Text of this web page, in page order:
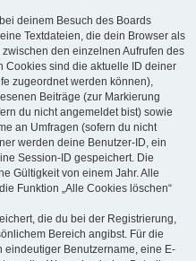
deinem Besuch des Boards
Textdateien, die dein Browser als
den einzelnen Aufrufen des
Cookies sind die aktuelle ID deiner
zugeordnet werden können),
Beiträge (zur Markierung
du nicht angemeldet bist) sowie
an Umfragen (sofern du nicht
werden deine Benutzer-ID, ein
Session-ID gespeichert. Die
Gültigkeit von einem Jahr. Alle
Funktion „Alle Cookies löschen“
die du bei der Registrierung,
Bereich angibst. Für die
eindeutiger Benutzername, eine E-